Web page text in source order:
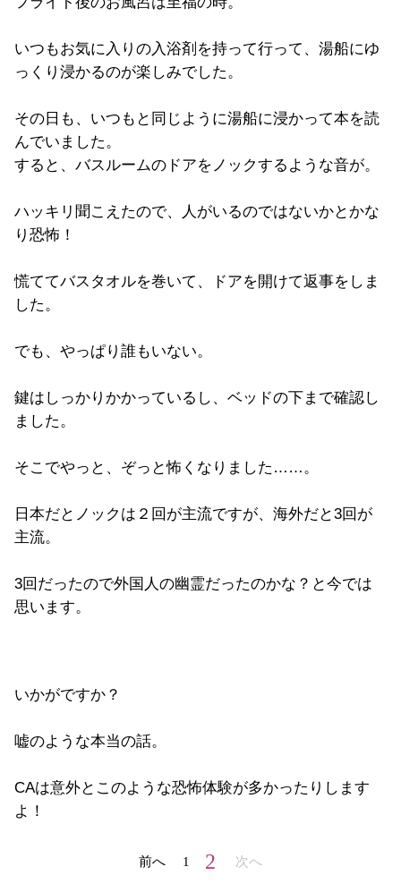
いつもお気に入りの入浴剤を持って行って、湯船にゆ
っくり浸かるのが楽しみでした。
その日も、いつもと同じように湯船に浸かって本を読
んでいました。
すると、バスルームのドアをノックするような音が。
ハッキリ聞こえたので、人がいるのではないかとかな
り恐怖！
慌ててバスタオルを巻いて、ドアを開けて返事をしま
した。
でも、やっぱり誰もいない。
鍵はしっかりかかっているし、ベッドの下まで確認し
ました。
そこでやっと、ぞっと怖くなりました……。
日本だとノックは２回が主流ですが、海外だと3回が
主流。
3回だったので外国人の幽霊だったのかな？と今では
思います。
いかがですか？
嘘のような本当の話。
CAは意外とこのような恐怖体験が多かったりします
よ！
前へ 1 2 次へ